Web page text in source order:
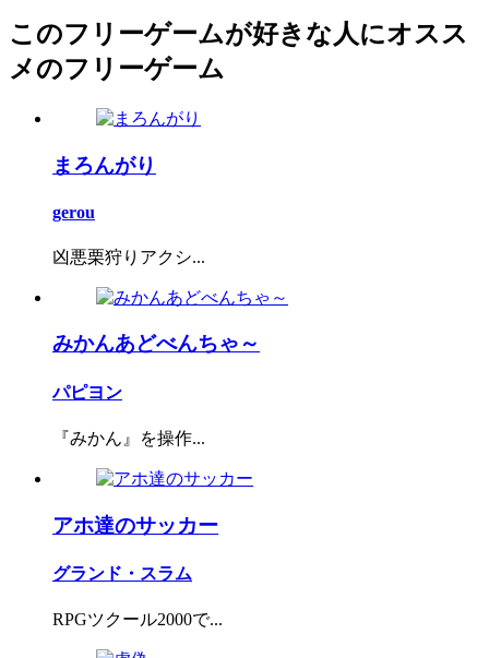
このフリーゲームが好きな人にオスス
メのフリーゲーム
まろんがり
gerou
凶悪栗狩りアクシ...
みかんあどべんちゃ～
パピヨン
『みかん』を操作...
アホ達のサッカー
グランド・スラム
RPGツクール2000で...